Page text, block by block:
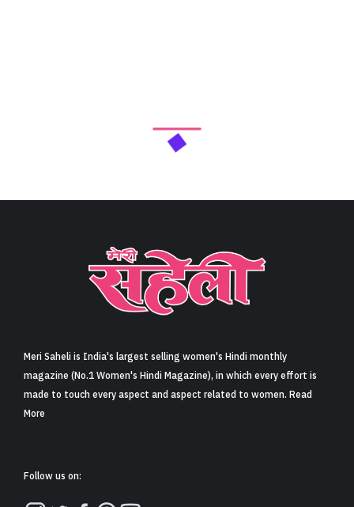
Meri Saheli is India's largest selling women's Hindi monthly
magazine (No.1 Women's Hindi Magazine), in which every effort is
made to touch every aspect and aspect related to women. Read
More
Follow us on: